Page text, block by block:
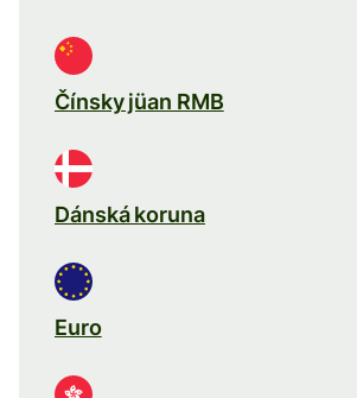
Čínsky jüan RMB
Dánská koruna
Euro